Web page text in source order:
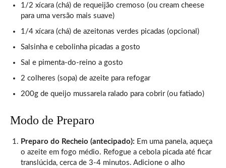
1/2 xícara (chá) de requeijão cremoso (ou cream cheese
para uma versão mais suave)
1/4 xícara (chá) de azeitonas verdes picadas (opcional)
Salsinha e cebolinha picadas a gosto
Sal e pimenta-do-reino a gosto
2 colheres (sopa) de azeite para refogar
200g de queijo mussarela ralado para cobrir (ou fatiado)
Modo de Preparo
Preparo do Recheio (antecipado): Em uma panela, aqueça
o azeite em fogo médio. Refogue a cebola picada até ficar
translúcida, cerca de 3-4 minutos. Adicione o alho